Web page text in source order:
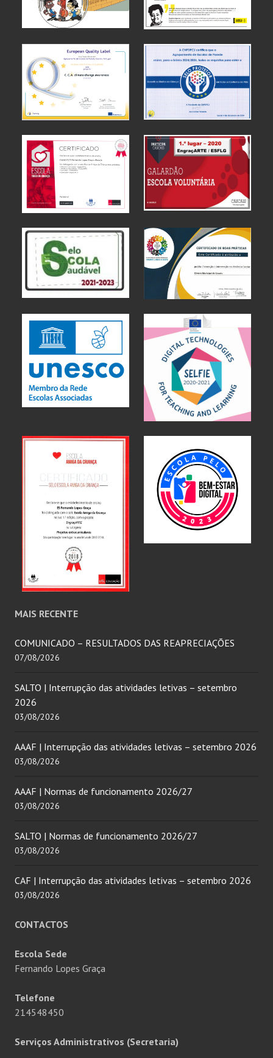
MAIS RECENTE
COMUNICADO – RESULTADOS DAS REAPRECIAÇÕES
07/08/2026
SALTO | Interrupção das atividades letivas – setembro
2026
03/08/2026
AAAF | Interrupção das atividades letivas – setembro 2026
03/08/2026
AAAF | Normas de funcionamento 2026/27
03/08/2026
SALTO | Normas de funcionamento 2026/27
03/08/2026
CAF | Interrupção das atividades letivas – setembro 2026
03/08/2026
CONTACTOS
Escola Sede
Fernando Lopes Graça
Telefone
214548450
Serviços Administrativos (Secretaria)